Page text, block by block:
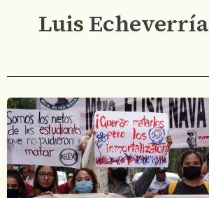
Luis Echeverría